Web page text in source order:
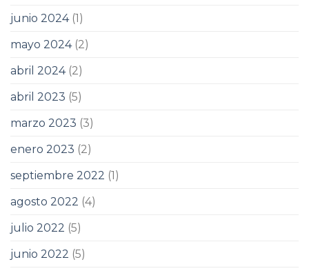
junio 2024(1)
mayo 2024(2)
abril 2024(2)
abril 2023 (5)
marzo 2023 (3)
enero 2023 (2)
septiembre 2022 (1)
agosto 2022 (4)
julio 2022 (5)
junio 2022 (5)